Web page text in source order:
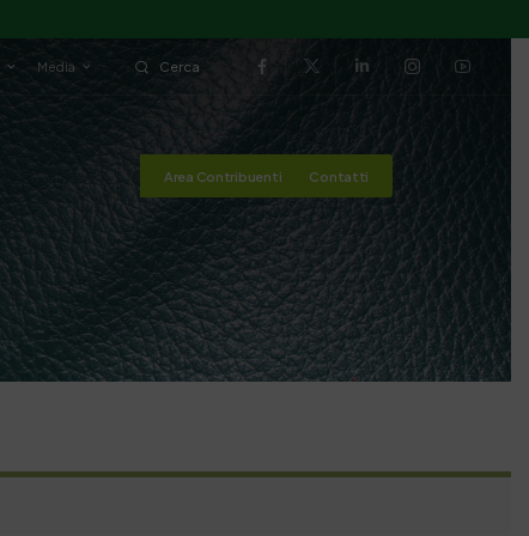
Media Cerca
Area Contribuenti Contatti